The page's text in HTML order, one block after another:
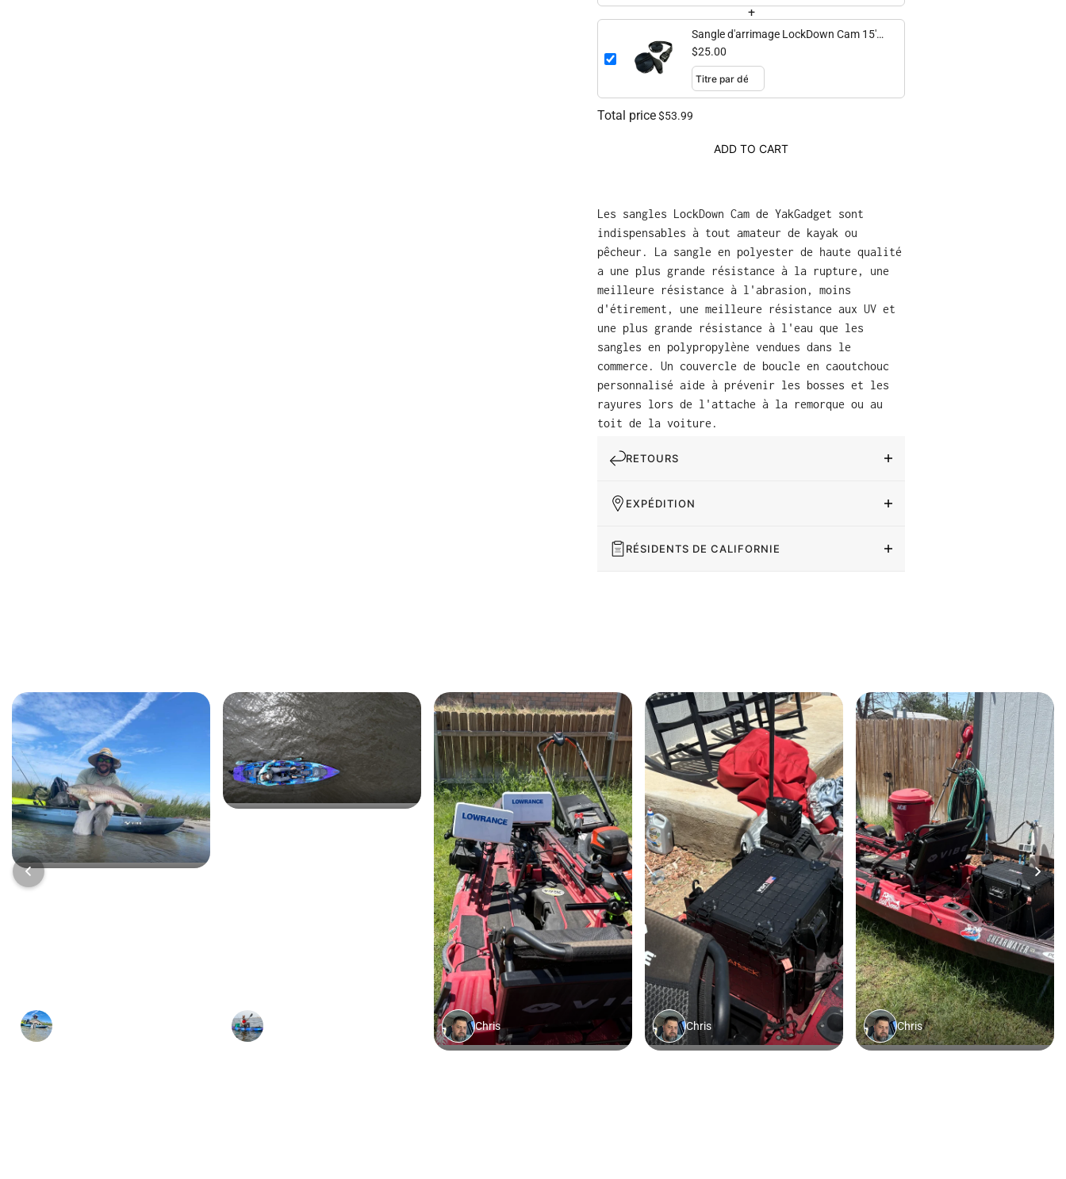
+
Sangle d'arrimage LockDown Cam 15'
(2 packs)
$25.00
Total price$53.99
ADD TO CART
Les sangles LockDown Cam de YakGadget sont
indispensables à tout amateur de kayak ou
pêcheur. La sangle en polyester de haute qualité
a une plus grande résistance à la rupture, une
meilleure résistance à l'abrasion, moins
d'étirement, une meilleure résistance aux UV et
une plus grande résistance à l'eau que les
sangles en polypropylène vendues dans le
commerce. Un couvercle de boucle en caoutchouc
personnalisé aide à prévenir les bosses et les
rayures lors de l'attache à la remorque ou au
toit de la voiture.
RETOURS
EXPÉDITION
RÉSIDENTS DE CALIFORNIE